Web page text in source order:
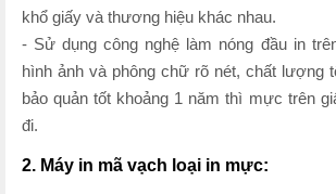
khổ giấy và thương hiệu khác nhau.
- Sử dụng công nghệ làm nóng đầu in
hình ảnh và phông chữ rõ nét, chất lượng
bảo quản tốt khoảng 1 năm thì mực trên
đi.
2. Máy in mã vạch loại in mực: